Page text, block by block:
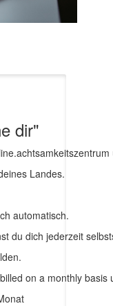
dir"
Landes.
automatisch.
du dich jederzeit
on a monthly